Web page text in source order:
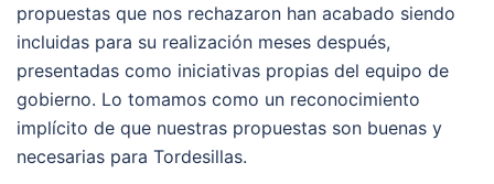
propuestas que nos rechazaron han acabado siendo
incluidas para su realización meses después,
presentadas como iniciativas propias del equipo de
gobierno. Lo tomamos como un reconocimiento
implícito de que nuestras propuestas son buenas y
necesarias para Tordesillas.